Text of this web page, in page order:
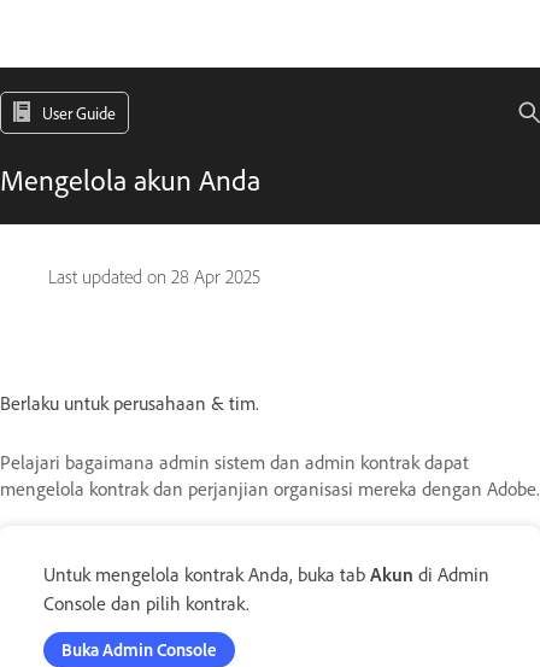
User Guide
Mengelola akun Anda
Last updated on 28 Apr 2025
Berlaku untuk perusahaan & tim.
Pelajari bagaimana admin sistem dan admin kontrak dapat
mengelola kontrak dan perjanjian organisasi mereka dengan Adobe.
Untuk mengelola kontrak Anda, buka tab Akun di Admin
Console dan pilih kontrak.
Buka Admin Console